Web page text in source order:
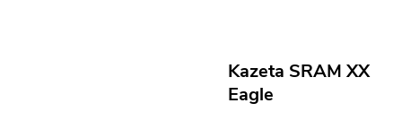
Kazeta SRAM XX
Eagle